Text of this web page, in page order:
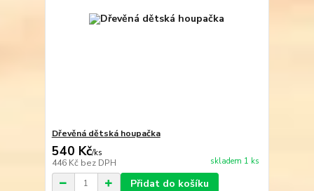
Dřevěná dětská houpačka
540 Kč/ks
446 Kč bez DPH skladem 1 ks
Přidat do košíku